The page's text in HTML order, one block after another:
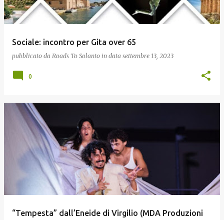
Sociale: incontro per Gita over 65
pubblicato da Roads To Solanto in data settembre 13, 2023
0
“Tempesta” dall’Eneide di Virgilio (MDA Produzioni